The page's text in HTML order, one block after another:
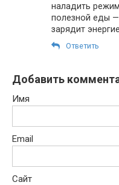
наладить
полезной еды —
зарядит
Ответить
Добавить
Имя
Email
Сайт